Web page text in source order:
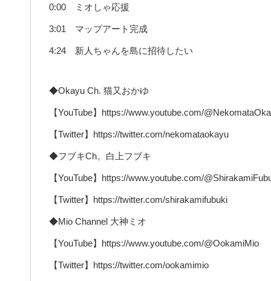
0:00 ミオしゃ応援
3:01 マップアート完成
4:24 新人ちゃんを島に招待したい
◆Okayu Ch. 猫又おかゆ
【YouTube】https://www.youtube.com/
【Twitter】https://twitter.com/nekomataokayu
◆フブキCh。白上フブキ
【YouTube】https://www.youtube.com/
【Twitter】https://twitter.com/shirakamifubuki
◆Mio Channel 大神ミオ
【YouTube】https://www.youtube.com/@OokamiMio
【Twitter】https://twitter.com/ookamimio